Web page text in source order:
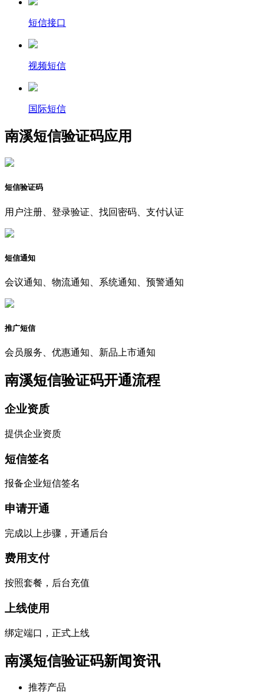
短信接口
视频短信
国际短信
南溪短信验证码应用
短信验证码
用户注册、登录验证、找回密码、支付认证
短信通知
会议通知、物流通知、系统通知、预警通知
推广短信
会员服务、优惠通知、新品上市通知
南溪短信验证码开通流程
企业资质
提供企业资质
短信签名
报备企业短信签名
申请开通
完成以上步骤，开通后台
费用支付
按照套餐，后台充值
上线使用
绑定端口，正式上线
南溪短信验证码新闻资讯
推荐产品